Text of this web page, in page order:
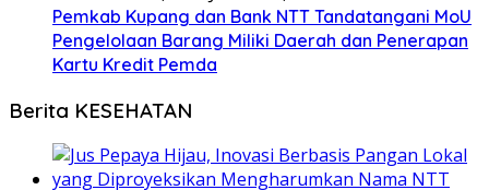
Pemkab Kupang dan Bank NTT Tandatangani MoU
Pengelolaan Barang Miliki Daerah dan Penerapan
Kartu Kredit Pemda
Berita KESEHATAN